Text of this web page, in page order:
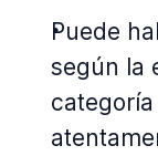
Puede
según la